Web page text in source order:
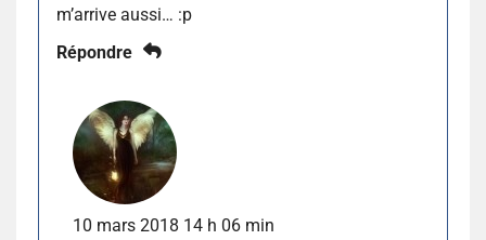
m’arrive aussi… :p
Répondre
10 mars 2018 14 h 06 min